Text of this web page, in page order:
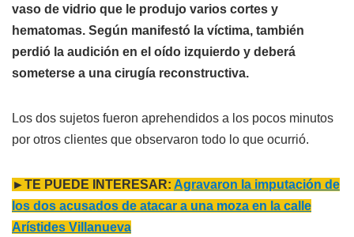
vaso de vidrio que le produjo varios cortes y
hematomas. Según manifestó la víctima, también
perdió la audición en el oído izquierdo y deberá
someterse a una cirugía reconstructiva.
Los dos sujetos fueron aprehendidos a los pocos minutos
por otros clientes que observaron todo lo que ocurrió.
►TE PUEDE INTERESAR: Agravaron la imputación de
los dos acusados de atacar a una moza en la calle
Arístides Villanueva